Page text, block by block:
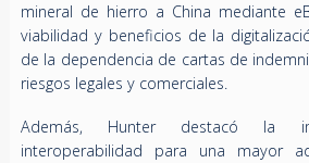
mineral de hierro a China mediante
viabilidad y beneficios de la
de la dependencia de cartas de
riesgos legales y comerciales.
Además, Hunter destacó la
interoperabilidad para una mayor